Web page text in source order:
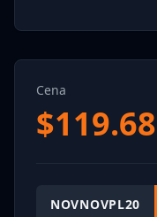
Cena
$119.68
NOVNOVPL20